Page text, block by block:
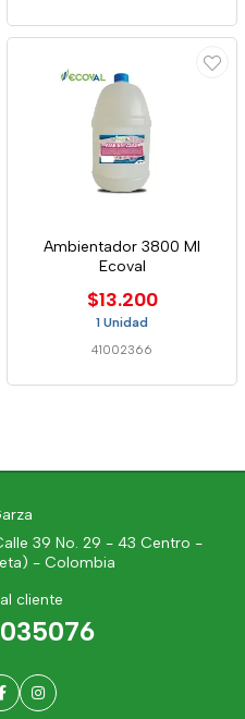
Ambientador 3800 Ml
Ecoval
$13.200
1 Unidad
41002366
39 No. 29 - 43 Centro -
- Colombia
cliente